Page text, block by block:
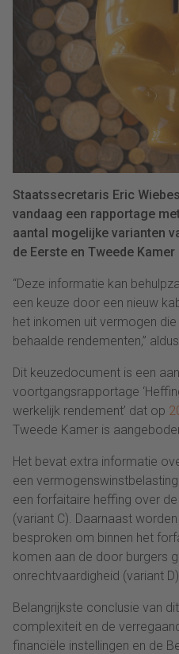
Staatssecretaris Eric
vandaag een rapportage
aantal mogelijke varianten
de Eerste en Tweede
“Deze informatie kan
een keuze door een nieuw
het inkomen uit vermogen
behaalde rendementen,”
Dit keuzedocument is een
voortgangsrapportage
werkelijk rendement’ dat op
Tweede Kamer is
Het bevat extra informatie
een
een forfaitaire heffing over
(variant C). Daarnaast
besproken om binnen het
komen aan de door burgers
onrechtvaardigheid (variant
Belangrijkste conclusie van
complexiteit en de
financiële instellingen en de